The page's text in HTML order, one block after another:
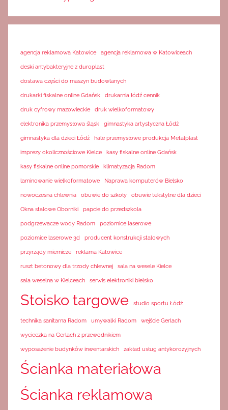
agencja reklamowa Katowice agencja reklamowa w Katowiceach
deski antybakteryjne z duroplast
dostawa części do maszyn budowlanych
drukarki fiskalne online Gdańsk drukarnia łódź cennik
druk cyfrowy mazowieckie druk wielkoformatowy
elektronika przemysłowa śląsk gimnastyka artystyczna Łódź
gimnastyka dla dzieci Łódź hale przemysłowe produkcja Metalplast
imprezy okolicznościowe Kielce kasy fiskalne online Gdańsk
kasy fiskalne online pomorskie klimatyzacja Radom
laminowanie wielkoformatowe Naprawa komputerów Bielsko
nowoczesna chlewnia obuwie do szkoły obuwie tekstylne dla dzieci
Okna stalowe Oborniki papcie do przedszkola
podgrzewacze wody Radom poziomice laserowe
poziomice laserowe 3d producent konstrukcji stalowych
przyrządy miernicze reklama Katowice
ruszt betonowy dla trzody chlewnej sala na wesele Kielce
sala weselna w Kielceach serwis elektroniki bielsko
Stoisko targowe studio sportu Łódź
technika sanitarna Radom umywalki Radom wejście Gerlach
wycieczka na Gerlach z przewodnikiem
wyposażenie budynków inwentarskich zakład usług antykorozyjnych
Ścianka materiałowa
Ścianka reklamowa